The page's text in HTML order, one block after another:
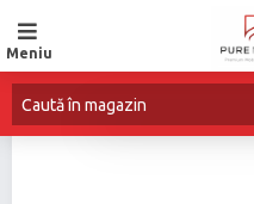
Meniu